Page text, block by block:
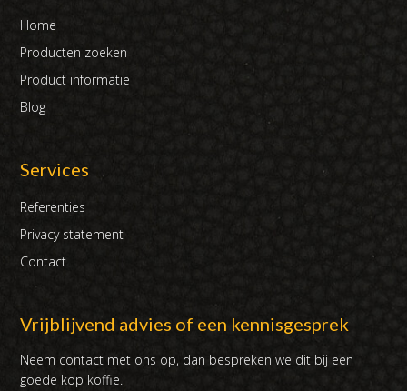
Home
Producten zoeken
Product informatie
Blog
Services
Referenties
Privacy statement
Contact
Vrijblijvend advies of een kennisgesprek
Neem contact met ons op, dan bespreken we dit bij een
goede kop koffie.